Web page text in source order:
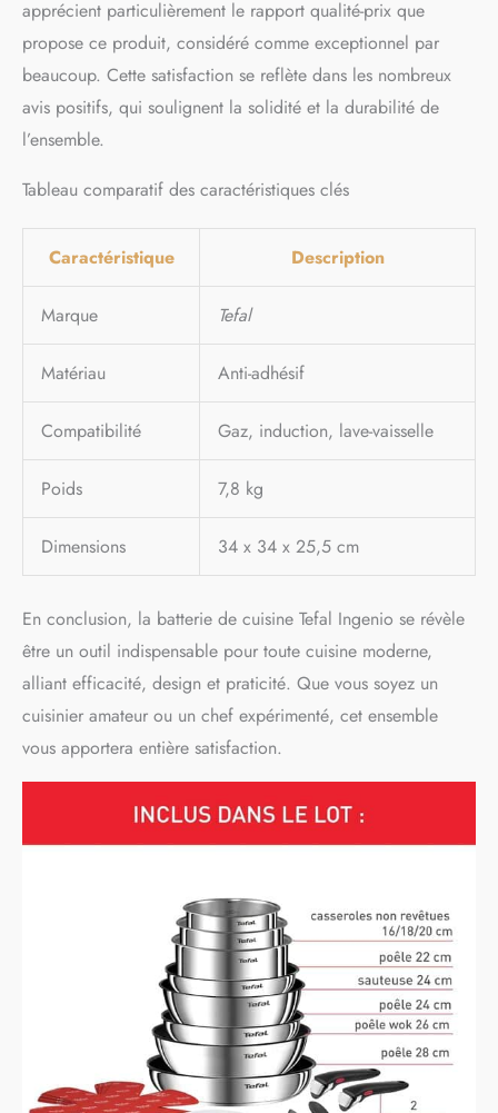
apprécient particulièrement le rapport qualité-prix que
propose ce produit, considéré comme exceptionnel par
beaucoup. Cette satisfaction se reflète dans les nombreux
avis positifs, qui soulignent la solidité et la durabilité de
l’ensemble.
Tableau comparatif des caractéristiques clés
Caractéristique Description
Marque Tefal
Matériau Anti-adhésif
Compatibilité Gaz, induction, lave-vaisselle
Poids 7,8 kg
Dimensions 34 x 34 x 25,5 cm
En conclusion, la batterie de cuisine Tefal Ingenio se révèle
être un outil indispensable pour toute cuisine moderne,
alliant efficacité, design et praticité. Que vous soyez un
cuisinier amateur ou un chef expérimenté, cet ensemble
vous apportera entière satisfaction.